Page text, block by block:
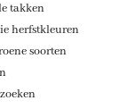
takken
herfstkleuren
soorten